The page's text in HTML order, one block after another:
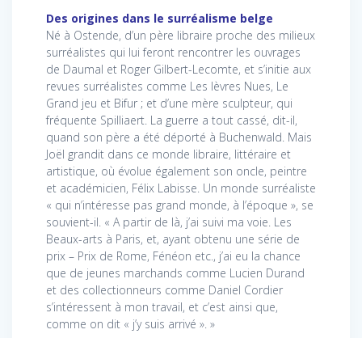
Des origines dans le surréalisme belge
Né à Ostende, d’un père libraire proche des milieux
surréalistes qui lui feront rencontrer les ouvrages
de Daumal et Roger Gilbert-Lecomte, et s’initie aux
revues surréalistes comme Les lèvres Nues, Le
Grand jeu et Bifur ; et d’une mère sculpteur, qui
fréquente Spilliaert. La guerre a tout cassé, dit-il,
quand son père a été déporté à Buchenwald. Mais
Joël grandit dans ce monde libraire, littéraire et
artistique, où évolue également son oncle, peintre
et académicien, Félix Labisse. Un monde surréaliste
« qui n’intéresse pas grand monde, à l’époque », se
souvient-il. « A partir de là, j’ai suivi ma voie. Les
Beaux-arts à Paris, et, ayant obtenu une série de
prix – Prix de Rome, Fénéon etc., j’ai eu la chance
que de jeunes marchands comme Lucien Durand
et des collectionneurs comme Daniel Cordier
s’intéressent à mon travail, et c’est ainsi que,
comme on dit « j’y suis arrivé ». »